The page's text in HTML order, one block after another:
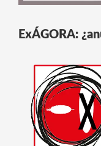
ExÁGORA: